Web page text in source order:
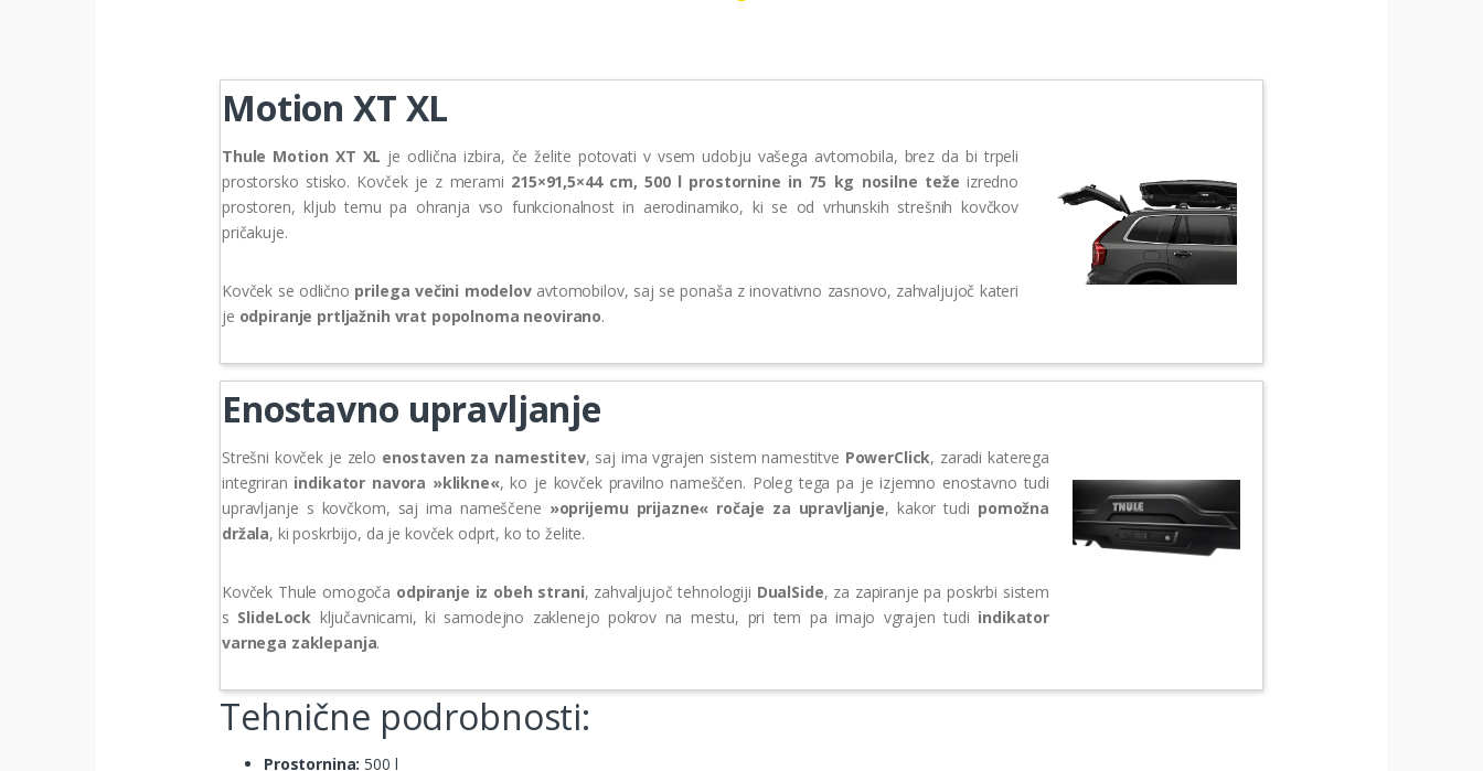
Motion XT XL
Thule Motion XT XL je odlična izbira, če želite potovati v vsem udobju vašega avtomobila, brez da bi trpeli
prostorsko stisko. Kovček je z merami 215×91,5×44 cm, 500 l prostornine in 75 kg nosilne teže izredno
prostoren, kljub temu pa ohranja vso funkcionalnost in aerodinamiko, ki se od vrhunskih strešnih kovčkov
pričakuje.
Kovček se odlično prilega večini modelovavtomobilov, saj se ponaša z inovativno zasnovo, zahvaljujoč kateri
je odpiranje prtljažnih vrat popolnoma neovirano.
Enostavno upravljanje
Strešni kovček je zelo enostaven za namestitev, saj ima vgrajen sistem namestitve PowerClick, zaradi katerega
integriran indikator navora »klikne«, ko je kovček pravilno nameščen. Poleg tega pa je izjemno enostavno tudi
upravljanje s kovčkom, saj ima nameščene »oprijemu prijazne« ročaje za upravljanje, kakor tudi pomožna
držala, ki poskrbijo, da je kovček odprt, ko to želite.
Kovček Thule omogoča odpiranje iz obeh strani, zahvaljujoč tehnologiji DualSide, za zapiranje pa poskrbi sistem
s SlideLock ključavnicami, ki samodejno zaklenejo pokrov na mestu, pri tem pa imajo vgrajen tudi indikator
varnega zaklepanja.
Tehnične podrobnosti:
Prostornina: 500 l